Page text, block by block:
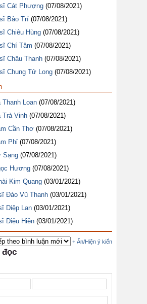
Cát Phượng (07/08/2021)
Bảo Trí (07/08/2021)
Chiêu Hùng (07/08/2021)
Chí Tâm (07/08/2021)
Châu Thanh (07/08/2021)
Chung Tử Long (07/08/2021)
Loan (07/08/2021)
Trà Vinh (07/08/2021)
Cần Thơ (07/08/2021)
Phỉ (07/08/2021)
Sạng (07/08/2021)
Hương (07/08/2021)
Kim Quang (03/01/2021)
Đào Vũ Thanh (03/01/2021)
Diệp Lan (03/01/2021)
Diệu Hiền (03/01/2021)